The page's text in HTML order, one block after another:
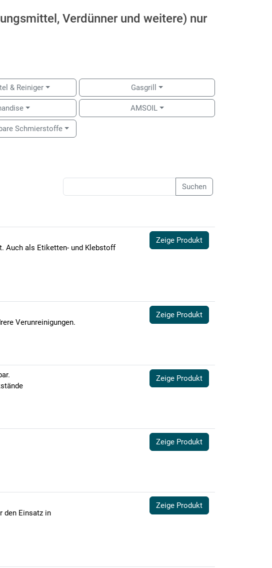
Verdünner und weitere) nur
& Reiniger Gasgrill
AMSOIL
Schmierstoffe
Suchen
Auch als Etiketten- und Klebstoff
Zeige Produkt
Verunreinigungen.
Zeige Produkt
Zeige Produkt
Zeige Produkt
den Einsatz in
Zeige Produkt